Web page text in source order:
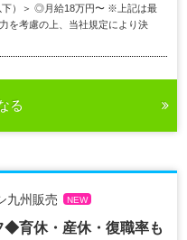
下）＞ ◎⽉給18万円〜 ※上記は最
を考慮の上、当社規定により決
る
九州販売 NEW
◆育休・産休・復職率も